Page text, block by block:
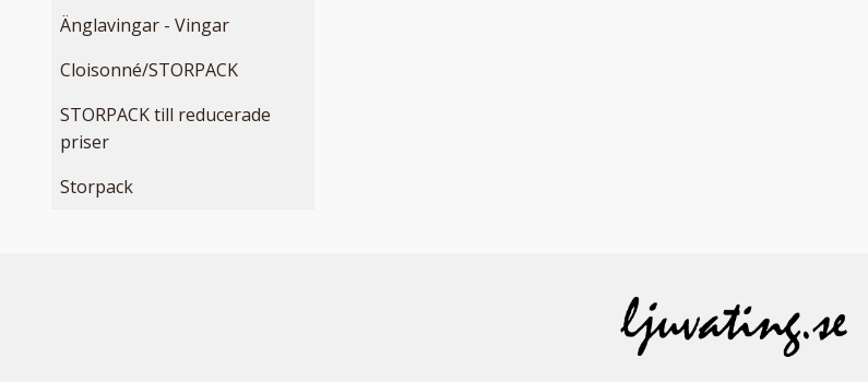
Änglavingar - Vingar
Cloisonné/STORPACK
STORPACK till reducerade
priser
Storpack